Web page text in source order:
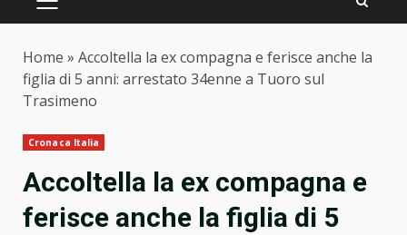
PRIMARY
Home » Accoltella la ex compagna e ferisce anche la
figlia di 5 anni: arrestato 34enne a Tuoro sul
Trasimeno
Cronaca Italia
Accoltella la ex compagna e
ferisce anche la figlia di 5